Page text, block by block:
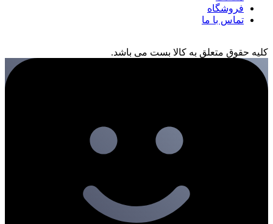
فروشگاه
تماس با ما
کلیه حقوق متعلق به کالا بست می باشد.